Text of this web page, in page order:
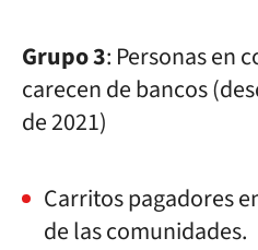
Grupo 3: Personas en
carecen de bancos
de 2021)
Carritos pagadores
de las comunidades.